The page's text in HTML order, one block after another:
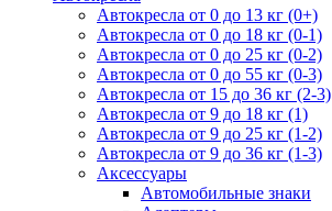
Автокресла от 0 до 13 кг (0+)
Автокресла от 0 до 18 кг (0-1)
Автокресла от 0 до 25 кг (0-2)
Автокресла от 0 до 55 кг (0-3)
Автокресла от 15 до 36 кг (2-3)
Автокресла от 9 до 18 кг (1)
Автокресла от 9 до 25 кг (1-2)
Автокресла от 9 до 36 кг (1-3)
Аксессуары
Автомобильные знаки